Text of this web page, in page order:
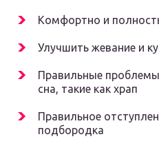
Комфортно и
Улучшить жевание и
Правильные
сна, такие как храп
Правильное
подбородка